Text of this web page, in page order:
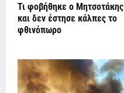
Τι φοβήθηκε ο Μητσοτάκης
και δεν έστησε κάλπες το
φθινόπωρο